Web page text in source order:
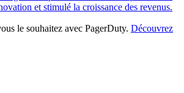
et stimulé la croissance des revenus.
le souhaitez avec PagerDuty. Découvrez